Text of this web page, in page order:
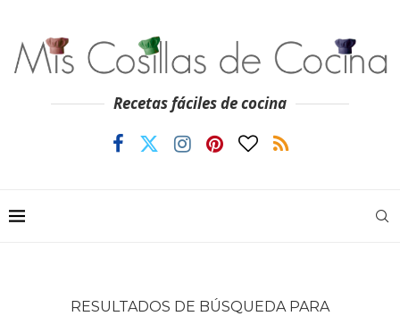
Recetas fáciles de cocina
RESULTADOS DE BÚSQUEDA PARA